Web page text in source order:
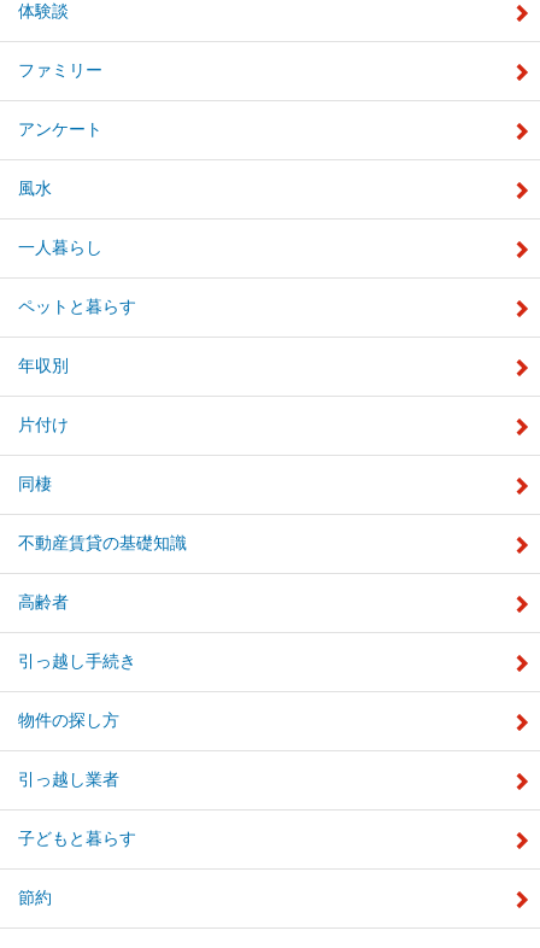
体験談
ファミリー
アンケート
風水
一人暮らし
ペットと暮らす
年収別
片付け
同棲
不動産賃貸の基礎知識
高齢者
引っ越し手続き
物件の探し方
引っ越し業者
子どもと暮らす
節約